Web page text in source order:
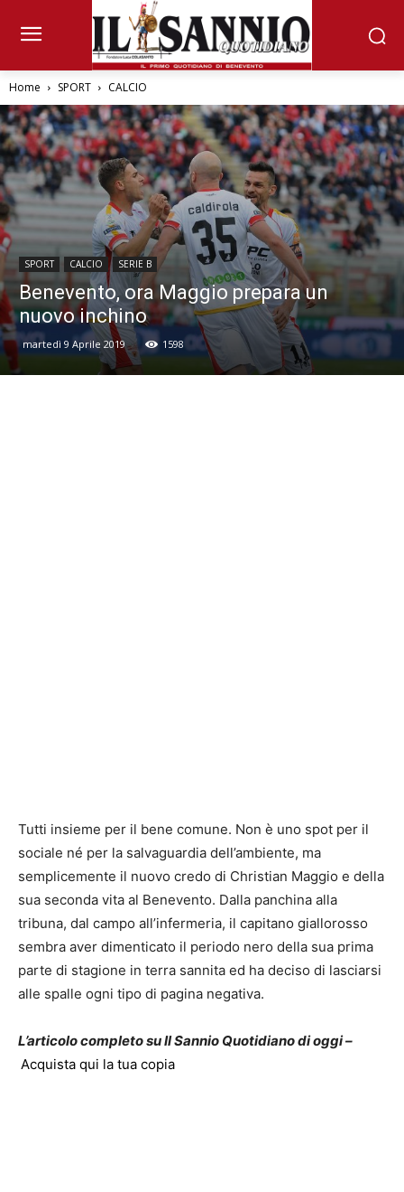
Home SPORT CALCIO
SPORT CALCIO SERIE B
Benevento, ora Maggio prepara un
nuovo inchino
martedì 9 Aprile 2019 1598
Tutti insieme per il bene comune. Non è uno spot per il
sociale né per la salvaguardia dell’ambiente, ma
semplicemente il nuovo credo di Christian Maggio e della
sua seconda vita al Benevento. Dalla panchina alla
tribuna, dal campo all’infermeria, il capitano giallorosso
sembra aver dimenticato il periodo nero della sua prima
parte di stagione in terra sannita ed ha deciso di lasciarsi
alle spalle ogni tipo di pagina negativa.
L’articolo completo su Il Sannio Quotidiano di oggi –
Acquista qui la tua copia